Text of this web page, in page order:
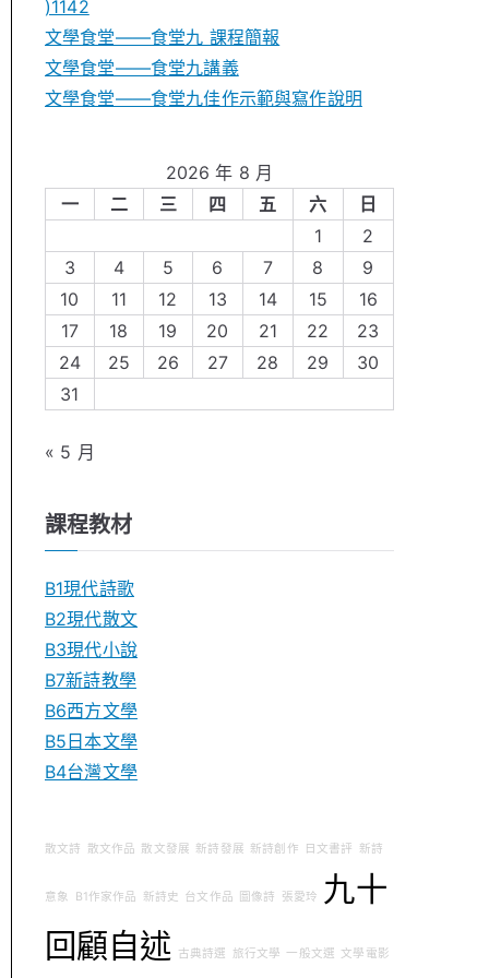
)1142
文學食堂——食堂九 課程簡報
文學食堂――食堂九講義
文學食堂——食堂九佳作示範與寫作說明
2026 年 8 月
一
二 三 四 五 六
日
1
2
3
4 5 6 7 8
9
10
11 12 13 14 15
16
17
18 19 20 21 22
23
24
25 26 27 28 29
30
31
« 5 月
課程教材
B1現代詩歌
B2現代散文
B3現代小說
B7新詩教學
B6西方文學
B5日本文學
B4台灣文學
散文詩 散文作品 散文發展 新詩發展 新詩創作 日文書評 新詩
意象 B1作家作品 新詩史 台文作品 圖像詩 張愛玲
九十
回顧自述
古典詩選 旅行文學 一般文選 文學電影